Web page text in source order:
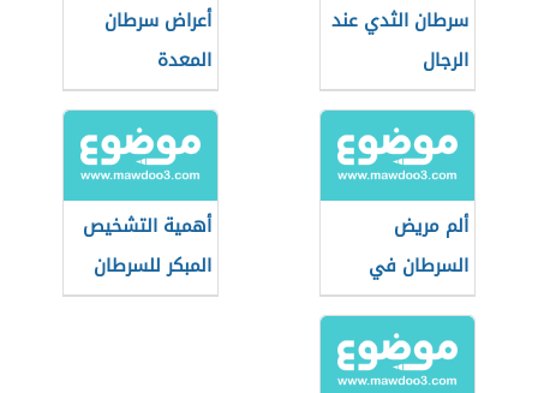
سرطان الثدي عند
الرجال
أعراض سرطان
المعدة
ألم مريض
السرطان في
مراحله الأخيرة
وكيفية تخفيفه
أهمية التشخيص
المبكر للسرطان